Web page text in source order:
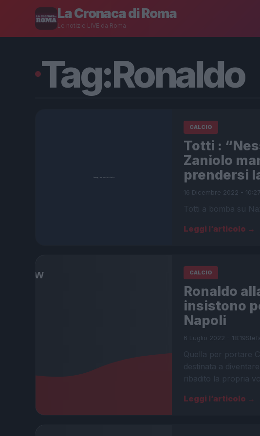
La Cronaca di Roma
Le notizie LIVE da Roma
Tag:Ronaldo
CALCIO
Totti :
Zaniolo
prendersi
16 Dicembre 2022 - 10:27
Totti a bomba su
Leggi l’articolo →
CALCIO
Ronaldo
insistono
Napoli
6 Luglio 2022 - 18:19
Quella per portare
destinata a
ribadito la propria
Leggi l’articolo →